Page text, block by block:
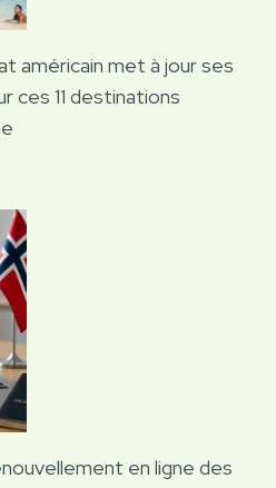
américain met à jour ses
ces 11 destinations
en ligne des